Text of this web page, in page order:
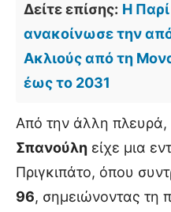
Δείτε επίσης: Η
ανακοίνωσε την
Ακλιούς από τη
έως το 2031
Από την άλλη πλευρά,
Σπανούλη είχε μια
Πριγκιπάτο, όπου
96, σημειώνοντας τη